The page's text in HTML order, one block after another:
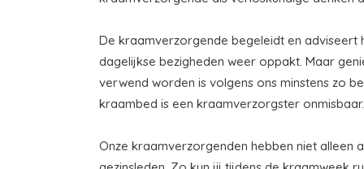
De kraamverzorgende begeleidt en
dagelijkse bezigheden weer oppakt. Maar
verwend worden is volgens ons minstens zo
kraambed is een kraamverzorgster onmisbaar.
Onze kraamverzorgenden hebben niet